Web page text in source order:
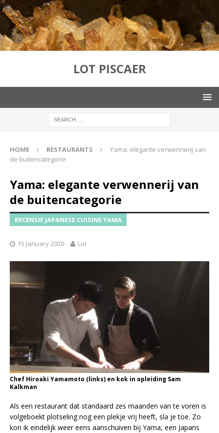
LOT PISCAER
HOME RESTAURANTS
Yama: elegante verwennerij van
de buitencategorie
Yama: elegante verwennerij van
de buitencategorie
RECENSIE JAPANESE CUISINE YAMA
15 January 2020 Lot
Chef Hiroaki Yamamoto (links) en kok in opleiding Sam
Kalkman
Als een restaurant dat standaard zes maanden van te voren is
volgeboekt plotseling nog een plekje vrij heeft, sla je toe. Zo
kon ik eindelijk weer eens aanschuiven bij Yama, een Japans